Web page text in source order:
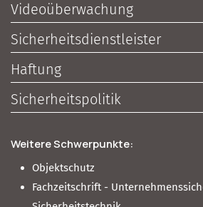
Videoüberwachung
Sicherheitsdienstleister
Haftung
Sicherheitspolitik
Weitere Schwerpunkte:
Objektschutz
Fachzeitschrift -